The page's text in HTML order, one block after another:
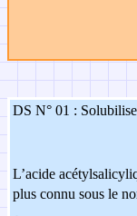
DS N° 01 :
L’acide
plus connu sous le